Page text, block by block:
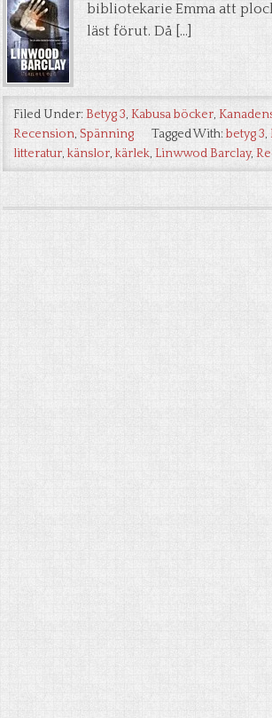
bibliotekarie Emma att
läst förut. Då […]
Filed Under: Betyg 3, Kabusa böcker,
Recension, Spänning Tagged With:betyg 3,
litteratur, känslor, kärlek, Linwwod Barclay,